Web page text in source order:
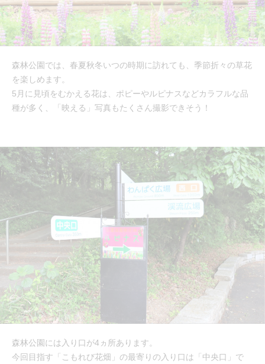
森林公園では、春夏秋冬いつの時期に訪れても、季節折々の草花
を楽しめます。
5月に見頃をむかえる花は、ポピーやルピナスなどカラフルな品
種が多く、「映える」写真もたくさん撮影できそう！
森林公園には入り口が4ヵ所あります。
今回目指す「こもれび花畑」の最寄りの入り口は「中央口」で